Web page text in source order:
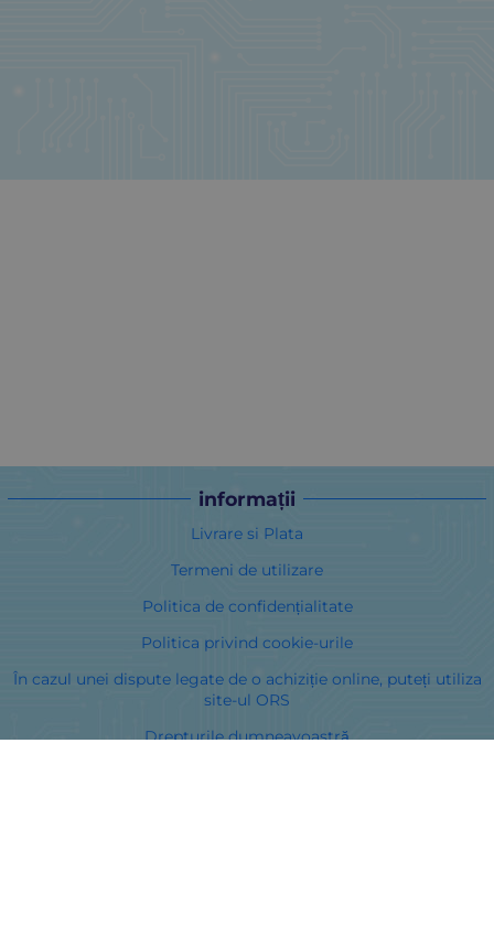
informații
Livrare si Plata
Termeni de utilizare
Politica de confidențialitate
Politica privind cookie-urile
În cazul unei dispute legate de o achiziție online, puteți utiliza
site-ul ORS
Drepturile dumneavoastră